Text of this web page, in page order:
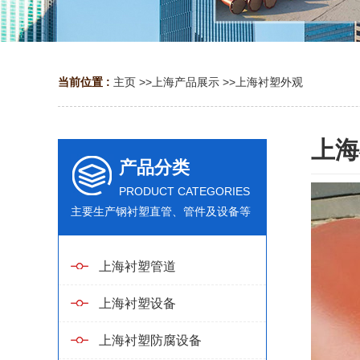
当前位置 : 主页 >> 上海产品展示 >> 上海衬塑外观
产品分类
PRODUCT CATEGORIES
主要生产钢衬塑直管、管件及设备等
上海衬塑管道
上海衬塑设备
上海衬塑防腐设备
上